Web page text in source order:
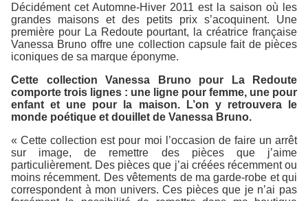
Décidément cet Automne-Hiver 2011 est la saison où les
grandes maisons et des petits prix s’acoquinent. Une
première pour La Redoute pourtant, la créatrice française
Vanessa Bruno offre une collection capsule fait de pièces
iconiques de sa marque éponyme.
Cette collection Vanessa Bruno pour La Redoute
comporte trois lignes : une ligne pour femme, une pour
enfant et une pour la maison. L’on y retrouvera le
monde poétique et douillet de Vanessa Bruno.
« Cette collection est pour moi l’occasion de faire un arrêt
sur image, de remettre des pièces que j’aime
particulièrement. Des pièces que j’ai créées récemment ou
moins récemment. Des vêtements de ma garde-robe et qui
correspondent à mon univers. Ces pièces que je n’ai pas